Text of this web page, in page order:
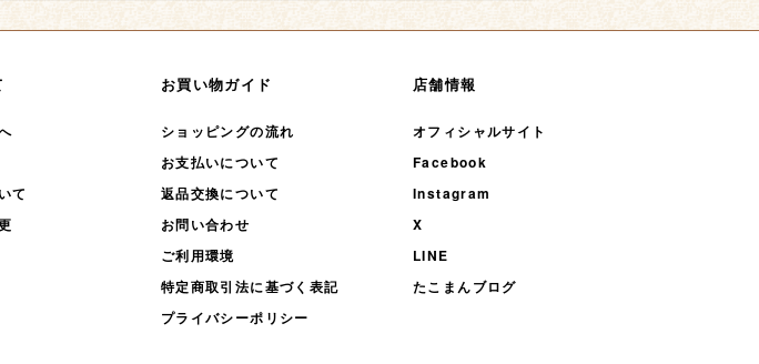
て
お買い物ガイド
ショッピングの流れ
お支払いについて
返品交換について
お問い合わせ
ご利用環境
特定商取引法に基づく表記
プライバシーポリシー
店舗情報
オフィシャルサイト
Facebook
Instagram
X
LINE
たこまんブログ